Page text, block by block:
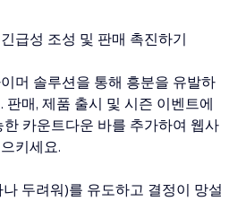
급성 조성 및 판매 촉진하기
머 솔루션을 통해 흥분을 유발하
판매, 제품 출시 및 시즌 이벤트에
카운트다운 바를 추가하여 웹사
키세요.
두려워)를 유도하고 결정이 망설